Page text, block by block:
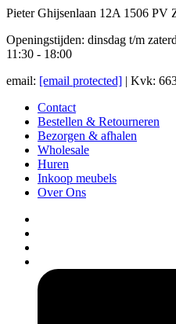
Pieter Ghijsenlaan 12A 1506 PV
Openingstijden: dinsdag t/m
11:30 - 18:00
email: [email protected] | Kvk:
Contact
Bestellen & Retourneren
Bezorgen & afhalen
Wholesale
Huren
Inkoop meubels
Over Ons